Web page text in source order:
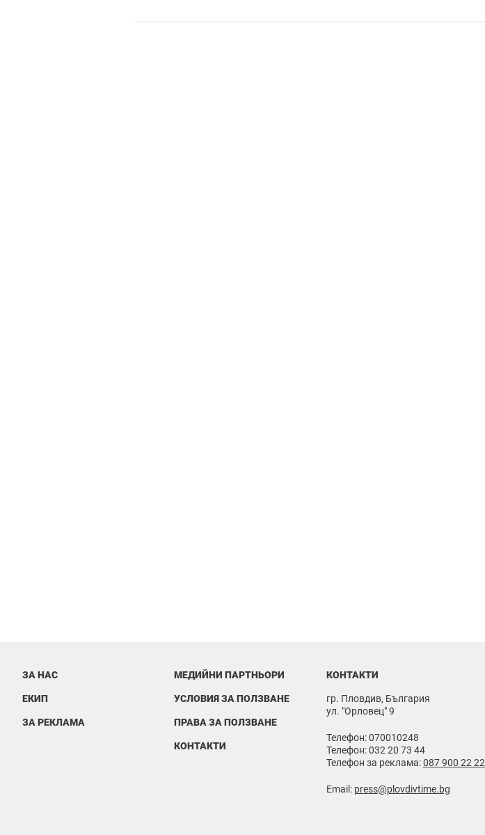
ЗА НАС
ЕКИП
ЗА РЕКЛАМА
МЕДИЙНИ ПАРТНЬОРИ
УСЛОВИЯ ЗА ПОЛЗВАНЕ
ПРАВА ЗА ПОЛЗВАНЕ
КОНТАКТИ
КОНТАКТИ
гр. Пловдив, България
ул. "Орловец" 9
Телефон: 070010248
Телефон: 032 20 73 44
Телефон за реклама:087 900 22 22
Email: press@plovdivtime.bg